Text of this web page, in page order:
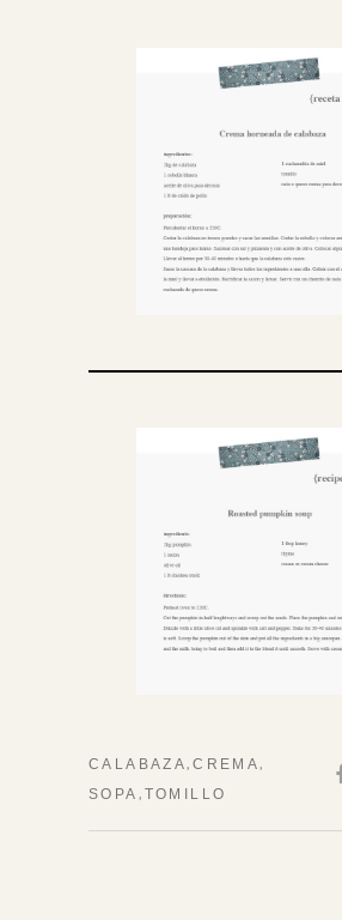
CALABAZA,CREMA,
SOPA , TOMILLO